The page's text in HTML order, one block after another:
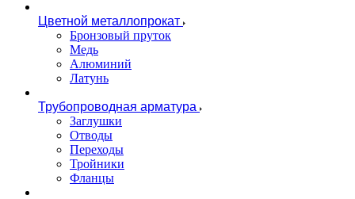
Цветной металлопрокат
Бронзовый пруток
Медь
Алюминий
Латунь
Трубопроводная арматура
Заглушки
Отводы
Переходы
Тройники
Фланцы